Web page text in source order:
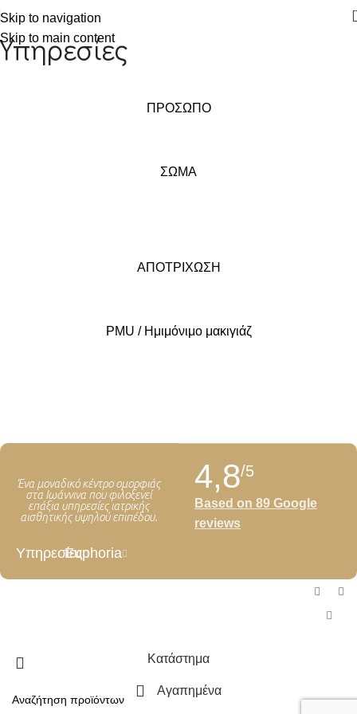
Skip to navigation
Skip to main content
Υπηρεσίες
ΠΡΟΣΩΠΟ
ΣΩΜΑ
ΑΠΟΤΡΙΧΩΣΗ
PMU / Ημιμόνιμο μακιγιάζ
Ένα μοναδικό κέντρο ομορφιάς
στα Ιωάννινα που φιλοξενεί
επάξια υπηρεσίες ιατρικής
αισθητικής υψηλού επιπέδου.
ΥπηρεσίεςEuphoria
4,8/5
Based on 89 Google
reviews
Κατάστημα
Αγαπημένα